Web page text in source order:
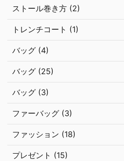
ストール巻き方 (2)
トレンチコート (1)
バッグ (4)
バッグ (25)
バッグ (3)
ファーバッグ (3)
ファッション (18)
プレゼント (15)